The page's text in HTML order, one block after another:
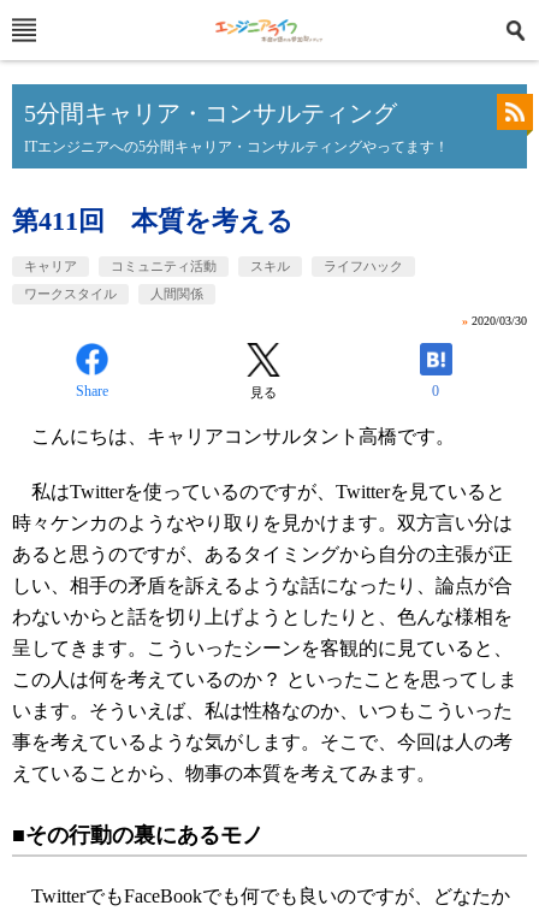
5分間キャリア・コンサルティング
ITエンジニアへの5分間キャリア・コンサルティングやってます！
第411回 本質を考える
キャリア コミュニティ活動 スキル
ライフハック
ワークスタイル
人間関係
» 2020/03/30
Share 見る 0
こんにちは、キャリアコンサルタント高橋です。
私はTwitterを使っているのですが、Twitterを見ていると
時々ケンカのようなやり取りを見かけます。双方言い分は
あると思うのですが、あるタイミングから自分の主張が正
しい、相手の矛盾を訴えるような話になったり、論点が合
わないからと話を切り上げようとしたりと、色んな様相を
呈してきます。こういったシーンを客観的に見ていると、
この人は何を考えているのか？ といったことを思ってしま
います。そういえば、私は性格なのか、いつもこういった
事を考えているような気がします。そこで、今回は人の考
えていることから、物事の本質を考えてみます。
■その行動の裏にあるモノ
TwitterでもFaceBookでも何でも良いのですが、どなたか